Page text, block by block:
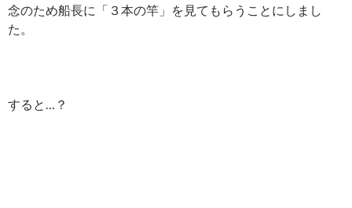
念のため船長に「３本の竿」を見てもらうことにしまし
た。
すると…？